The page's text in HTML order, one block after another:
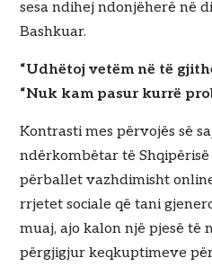
sesa ndihej ndonjëherë në
Bashkuar.
“Udhëtoj vetëm në të
“Nuk kam pasur kurrë
Kontrasti mes përvojës së
ndërkombëtar të
përballet vazhdimisht
rrjetet sociale që tani
muaj, ajo kalon një pjesë të
përgjigjur keqkuptimeve